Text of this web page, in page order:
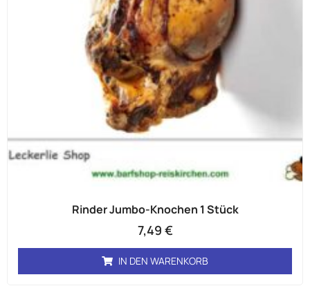
Rinder Jumbo-Knochen 1 Stück
7,49 €
IN DEN WARENKORB